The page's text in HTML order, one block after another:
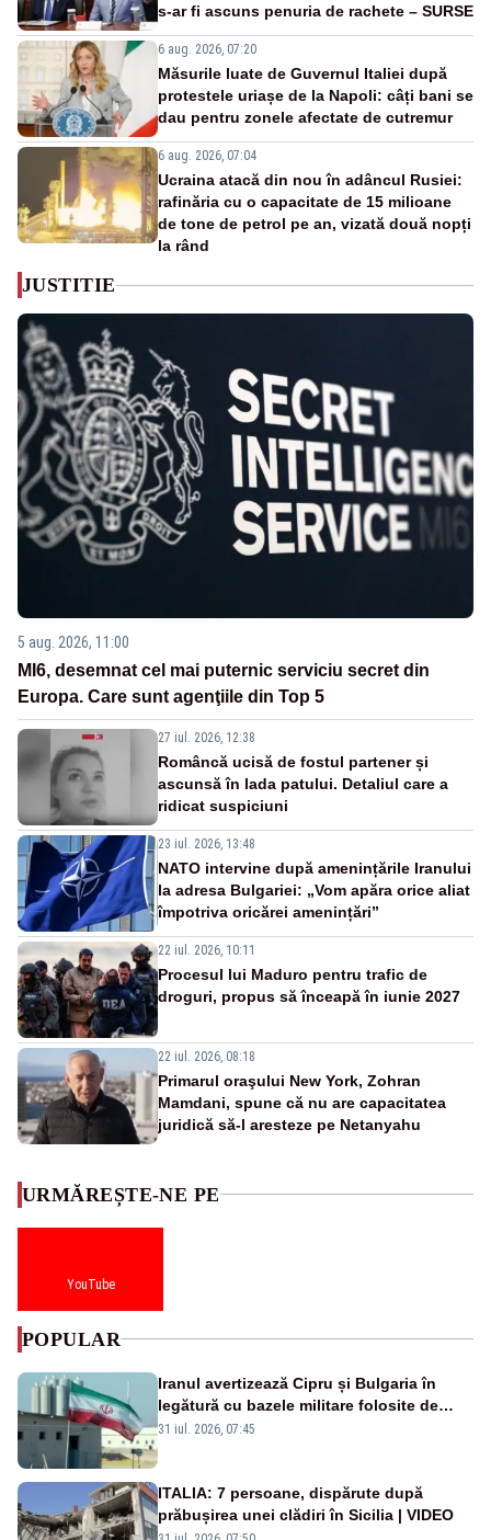
s-ar fi ascuns penuria de rachete – SURSE
6 aug. 2026, 07:20
Măsurile luate de Guvernul Italiei după
protestele uriașe de la Napoli: câți bani se
dau pentru zonele afectate de cutremur
6 aug. 2026, 07:04
Ucraina atacă din nou în adâncul Rusiei:
rafinăria cu o capacitate de 15 milioane
de tone de petrol pe an, vizată două nopți
la rând
JUSTITIE
5 aug. 2026, 11:00
MI6, desemnat cel mai puternic serviciu secret din
Europa. Care sunt agenţiile din Top 5
27 iul. 2026, 12:38
Româncă ucisă de fostul partener și
ascunsă în lada patului. Detaliul care a
ridicat suspiciuni
23 iul. 2026, 13:48
NATO intervine după amenințările Iranului
la adresa Bulgariei: „Vom apăra orice aliat
împotriva oricărei amenințări”
22 iul. 2026, 10:11
Procesul lui Maduro pentru trafic de
droguri, propus să înceapă în iunie 2027
22 iul. 2026, 08:18
Primarul oraşului New York, Zohran
Mamdani, spune că nu are capacitatea
juridică să-l aresteze pe Netanyahu
URMĂREȘTE-NE PE
YouTube
POPULAR
Iranul avertizează Cipru și Bulgaria în
legătură cu bazele militare folosite de
SUA
31 iul. 2026, 07:45
ITALIA: 7 persoane, dispărute după
prăbușirea unei clădiri în Sicilia | VIDEO